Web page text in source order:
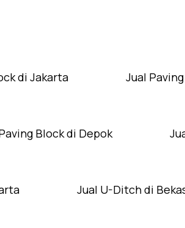
di Jakarta Jual
Block di Depok
Jual U-Ditch di